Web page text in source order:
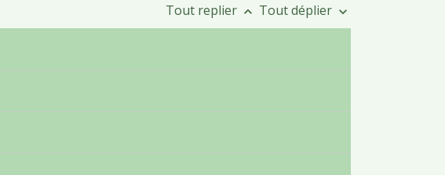
Tout replier keyboard_arrow_up Tout déplier keyboard_arrow_down